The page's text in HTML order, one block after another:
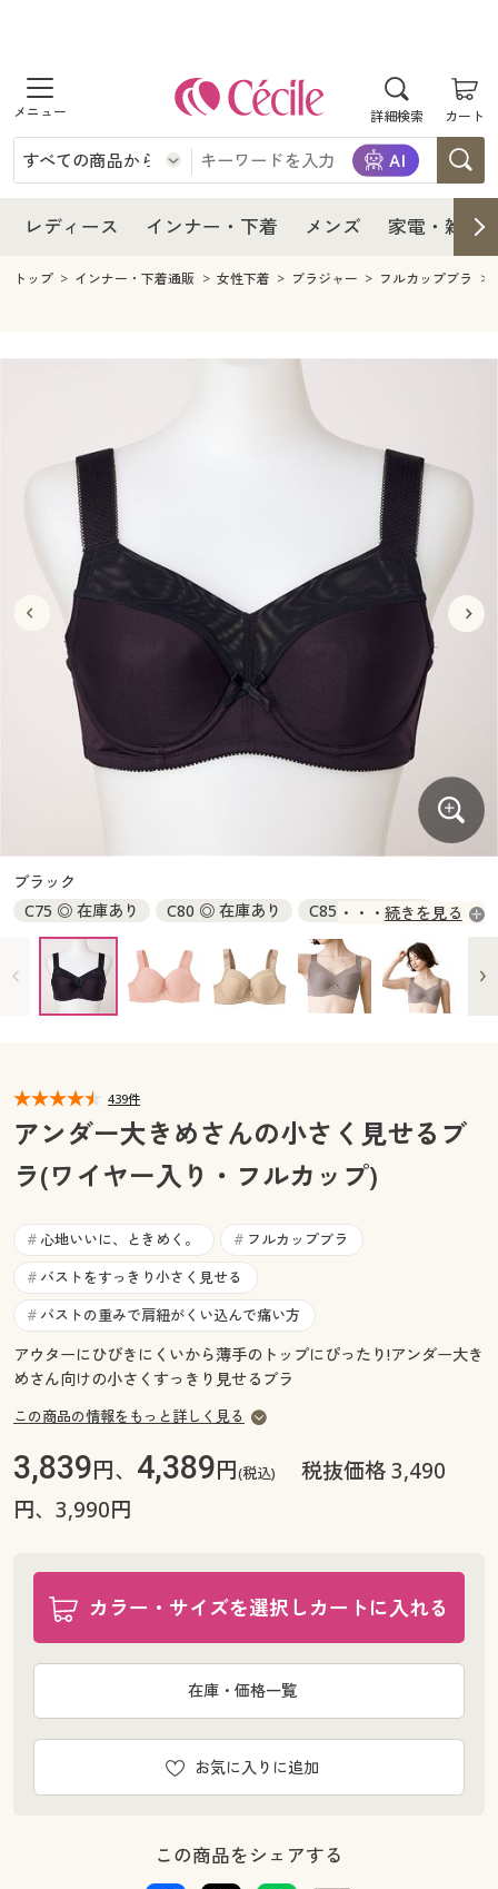
詳細検索 カート
商品を探す
レディース
レディースファッション
インナー・下着
インナー・下着通販すべて
ジュニア・ティーンズ下着
メンズ
メンズ下着
キッチン・雑貨・日用品
寝具・インテリア・家具通販すべて
家具・収納
寝具・ベッド
カーテン・ラグ・ファブリック
美容・健康
美容・健康通販すべて
美容・健康・サプリメント
制服・スクール
制服・スクールすべて
制服・学生服
ジュニア・ティーンズ下着
大きいサイズ
大きいサイズ通販すべて
大きいサイズ レディース服
大きいサイズ レディース下着
大きいサイズ 事務・制服
バーゲン
バーゲンセール
シークレットセール
詳細検索
商品カテゴリ一覧
カタログ・チラシからのご注文
デジタルカタログ
カタログ無料プレゼント
マイページ
閲覧履歴
お気に入り
サポート
ご利用ガイド
よくある質問とお問い合わせ
レディース インナー・下着 メンズ 家電・雑貨
レディース
レディース通販すべて
レディースファッション
インナー・下着
インナー・下着通販すべて
メンズ
キッチン・雑貨・日用品
家具・収納
寝具・ベッド
カーテン・ラグ・ファブリック
美容・健康通販すべて
美容・健康・サプリメント
制服・スクール
制服・スクールすべて
制服・学生服
ジュニア・ティーンズ下着
大きいサイズ
大きいサイズ通販すべて
大きいサイズ レディース服
大きいサイズ レディース下着
大きいサイズ メンズ
バーゲン
バーゲンセール
シークレットセール
詳細検索
商品カテゴリ一覧
カタログ
カタログ無料プレゼント
会員メニュー
閲覧履歴
お気に入り
ご利用ガイド
よくある質問とお問い合わせ
トップ インナー・下着通販 女性下着 ブラジャー フルカップブラ
ブラック
C75 ◎ 在庫あり
C80 ◎ 在庫あり
C85 ◎ 在庫あり
C90 ◎ 在庫あり
C100 ◎ 在庫あり
D75 ◎ 在庫あり
D80 ◎ 在庫あり
D85 ◎ 在庫あり
D90 ◎ 在庫あり
D95 ◎ 在庫あり
D100 ◎ 在庫あり
F90 ◎ 在庫あり
G75 ◎ 在庫あり
G80 ◎ 在庫あり
G85 ◎ 在庫あり
G90 ◎ 在庫あり
G95 ◎ 在庫あり G100 ◎ 在庫あり
続きを見る
439件
アンダー大きめさんの小さく見せるブ
ラ(ワイヤー入り・フルカップ)
# 心地いいに、ときめく。 # フルカップブラ
# バストをすっきり小さく見せる
# バストの重みで肩紐がくい込んで痛い方
アウターにひびきにくいから薄手のトップにぴったり!アンダー大き
めさん向けの小さくすっきり見せるブラ
この商品の情報をもっと詳しく見る
3,839円、 4,389円(税込)
税抜価格 3,490
円、3,990円
カラー・サイズを選択しカートに入れる
お気に入りに追加
在庫・価格一覧
この商品をシェアする